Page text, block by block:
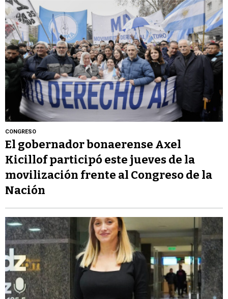
CONGRESO
El gobernador bonaerense Axel
Kicillof participó este jueves de la
movilización frente al Congreso de la
Nación